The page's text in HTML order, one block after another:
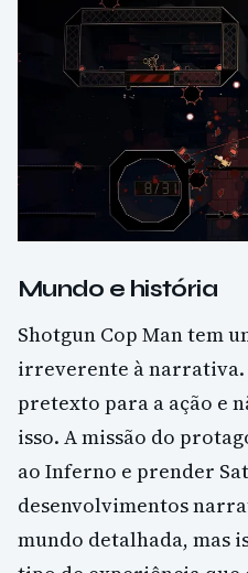
Mundo e história
Shotgun Cop Man tem
irreverente à narrativa.
pretexto para a ação e
isso. A missão do
ao Inferno e prender
desenvolvimentos
mundo detalhada, mas